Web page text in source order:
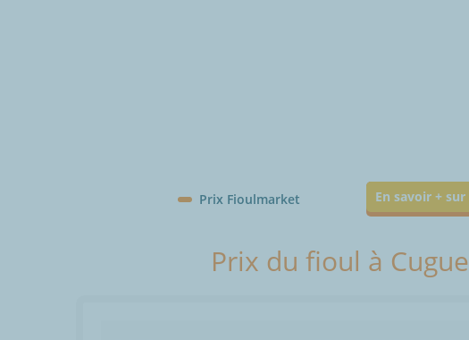
Prix Fioulmarket En savoir +
Prix du fioul à